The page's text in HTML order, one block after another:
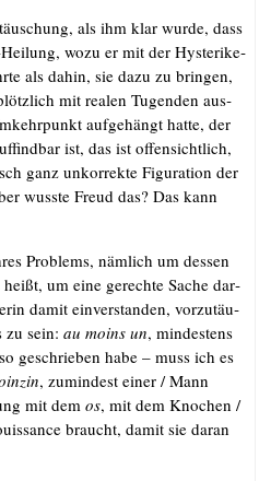
als ihm klar wur­de, dass
wozu er mit der Hys­te­ri­ke­
als dahin, sie dazu zu brin­gen,
mit rea­len Tugen­den aus­
auf­ge­hängt hat­te, der
ist, das ist offen­sicht­lich,
ganz unkor­rek­te Figu­ra­ti­on der
wuss­te Freud das? Das kann
Pro­blems, näm­lich um des­sen
um eine gerech­te Sache dar­
damit ein­ver­stan­den, vor­zu­täu­
zu sein: au moins un, min­des­tens
geschrie­ben habe – muss ich es
, zumin­dest einer /​ Mann
mit dem os, mit dem Kno­chen /​
braucht, damit sie dar­an